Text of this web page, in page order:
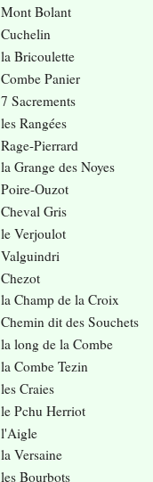
Mont Bolant
Cuchelin
la Bricoulette
Combe Panier
7 Sacrements
les Rangées
Rage-Pierrard
la Grange des Noyes
Poire-Ouzot
Cheval Gris
le Verjoulot
Valguindri
Chezot
la Champ de la Croix
Chemin dit des Souchets
la long de la Combe
la Combe Tezin
les Craies
le Pchu Herriot
l'Aigle
la Versaine
les Bourbots